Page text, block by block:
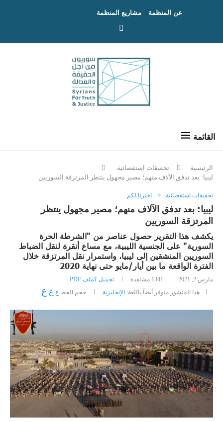
عن المنظمة مشاريع المنظمة
الرئيسية
تحقيقات استقصائية
ليبيا: بعد تدفق الآلاف منهم؛ مصير مجهول ينتظر المرتزقة السوريين
تحقيقات استقصائية اخترنا لكم
ليبيا: بعد تدفق الآلاف منهم؛ مصير مجهول ينتظر
المرتزقة السوريين
يكشف هذا التقرير حصول عناصر من "الشرطة الحرة
السورية" على الجنسية الليبية، مع مساع أنقرة لنقل الضباط
السوريين المنشقين إلى ليبيا، واستمرار نقل المرتزقة خلال
الفترة الواقعة ما بين أيار/مايو حتى نهاية 2020
مارس 2, 2021 1341 مشاهدة
تحميل كملف PDF
هذا المنشور متوفر أيضاً باللغة: الإنجليزية حجم الخط ع ع ع